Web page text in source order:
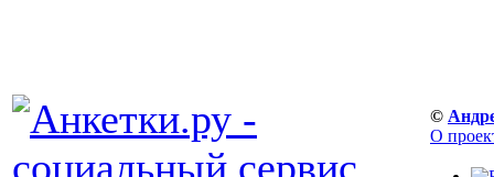
©
О